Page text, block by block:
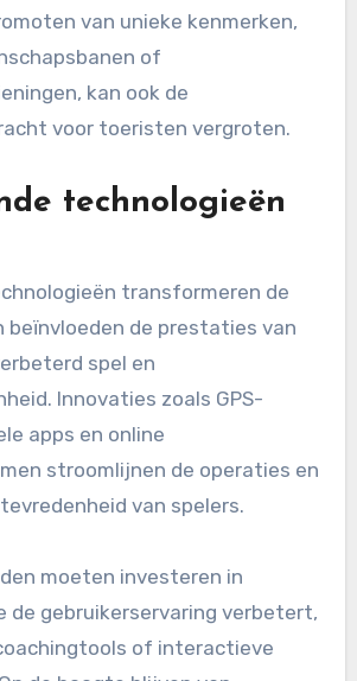
van unieke kenmerken,
of
kan ook de
voor toeristen vergroten.
technologieën
transformeren de
beïnvloeden de prestaties van
spel en
Innovaties zoals GPS-
apps en online
stroomlijnen de operaties en
van spelers.
moeten investeren in
de gebruikerservaring verbetert,
of interactieve